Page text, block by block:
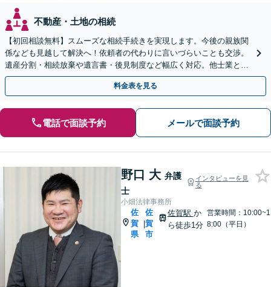
不動産・土地の相続
【初回相談無料】スムーズな相続手続きを実現します。今後の親族関
係なども見越して解決へ！依頼者の代わりに言いづらいことも交渉。
遺産分割・相続放棄や遺言書・後見制度など幅広く対応。他士業との
連携も可【夜間休日相談可】【法テラス可】
料金表を見る
電話で面談予約 メールで面談予約
野口 大 弁護
士
インタビューを見
る
小畑法律事務所
佐
賀
県
|
佐
賀
市
佐賀駅 か
ら徒歩1分
営業時間：10:00~1
8:00（平日）